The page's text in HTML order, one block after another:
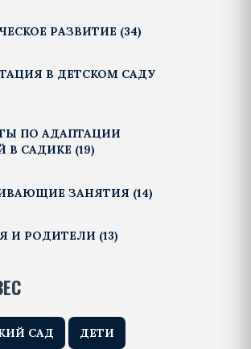
РАЗВИТИЕ (34)
В ДЕТСКОМ САДУ
ПО АДАПТАЦИИ
В САДИКЕ (19)
ЗАНЯТИЯ (14)
И РОДИТЕЛИ (13)
САД ДЕТИ